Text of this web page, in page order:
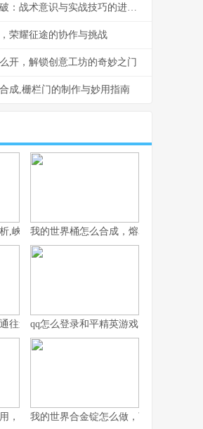
**和平精英如何找突破：战术意识与实战技巧的进阶指南，破局致胜之道**
荣耀征途的协作与挑战
开，解锁创意工坊的奇妙之门
成,栅栏门的制作与妙用指南
,峡谷战场的视觉密码
我的世界桶怎么合成，熔岩水与奶的奥
往造物主的钥匙，资深玩家的终极指南
qq怎么登录和平精英游戏，一位资深
，资深玩家实践指南
我的世界合金锭怎么做，下界合金装备